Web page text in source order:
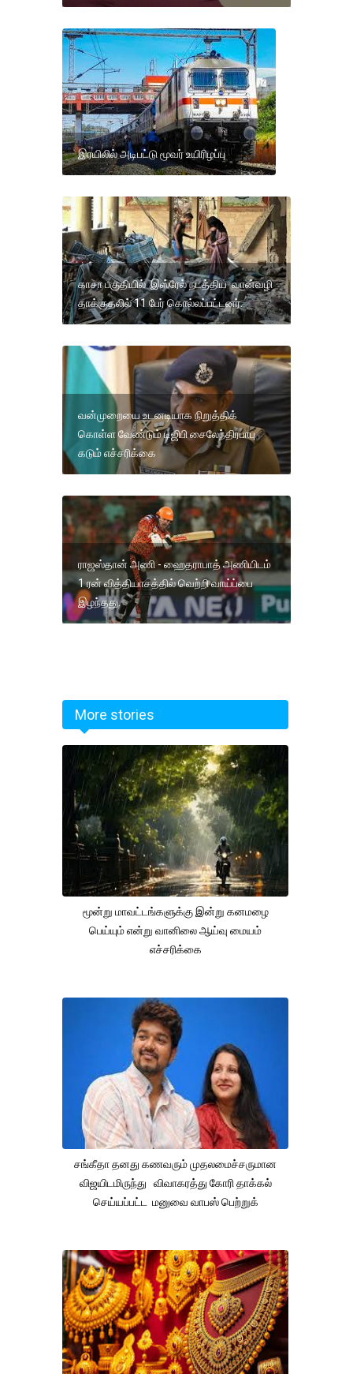
இரயிலில் அடிபட்டு மூவர் உயிரிழப்பு
காசா பகுதியில் இஸ்ரேல் நடத்திய வான்வழி
தாக்குதலில் 11 பேர் கொல்லப்பட்டனர்.
வன்முறையை உடனடியாக நிறுத்திக்
கொள்ள வேண்டும் டிஜிபி சைலேந்திரபாபு
கடும் எச்சரிக்கை
ராஜஸ்தான் அணி - ஹைதராபாத் அணியிடம்
1 ரன் வித்தியாசத்தில் வெற்றி வாய்ப்பை
இழந்தது.
More stories
மூன்று மாவட்டங்களுக்கு இன்று கனமழை
பெய்யும் என்று வானிலை ஆய்வு மையம்
எச்சரிக்கை
சங்கீதா தனது கணவரும் முதலமைச்சருமான
விஜயிடமிருந்து விவாகரத்து கோரி தாக்கல்
செய்யப்பட்ட மனுவை வாபஸ் பெற்றுக்